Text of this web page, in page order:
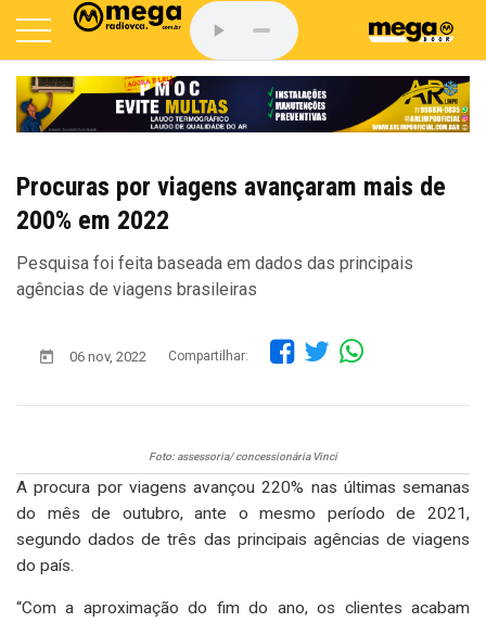
Procuras por viagens avançaram mais de
200% em 2022
Pesquisa foi feita baseada em dados das principais
agências de viagens brasileiras
06 nov, 2022 Compartilhar:
Foto: assessoria/ concessionária Vinci
A procura por viagens avançou 220% nas últimas semanas
do mês de outubro, ante o mesmo período de 2021,
segundo dados de três das principais agências de viagens
do país.
“Com a aproximação do fim do ano, os clientes acabam